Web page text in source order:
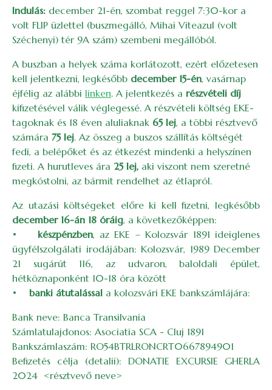
Indulás: december 21-én, szombat reggel 7:30-kor a
volt FLIP üzlettel (buszmegálló, Mihai Viteazul (volt
Széchenyi) tér 9A szám) szembeni megállóból.
A buszban a helyek száma korlátozott, ezért előzetesen
kell jelentkezni, legkésőbb december 15-én, vasárnap
éjfélig az alábbi linken. A jelentkezés a részvételi díj
kifizetésével válik véglegessé. A részvételi költség EKE-
tagoknak és 18 éven aluliaknak 65 lej, a többi résztvevő
számára 75 lej. Az összeg a buszos szállítás költségét
fedi, a belépőket és az étkezést mindenki a helyszínen
fizeti. A hurutleves ára 25 lej, aki viszont nem szeretné
megkóstolni, az bármit rendelhet az étlapról.
Az utazási költségeket előre ki kell fizetni, legkésőbb
december 16-án 18 óráig, a következőképpen:
• készpénzben, az EKE – Kolozsvár 1891 ideiglenes
ügyfélszolgálati irodájában: Kolozsvár, 1989 December
21 sugárút 116, az udvaron, baloldali épület,
hétköznaponként 10-18 óra között
• banki átutalással a kolozsvári EKE bankszámlájára:
Bank neve: Banca Transilvania
Számlatulajdonos: Asociatia SCA - Cluj 1891
Bankszámlaszám: RO54BTRLRONCRT0667894901
Befizetés célja (detalii): DONATIE EXCURSIE GHERLA
2024 <résztvevő neve>